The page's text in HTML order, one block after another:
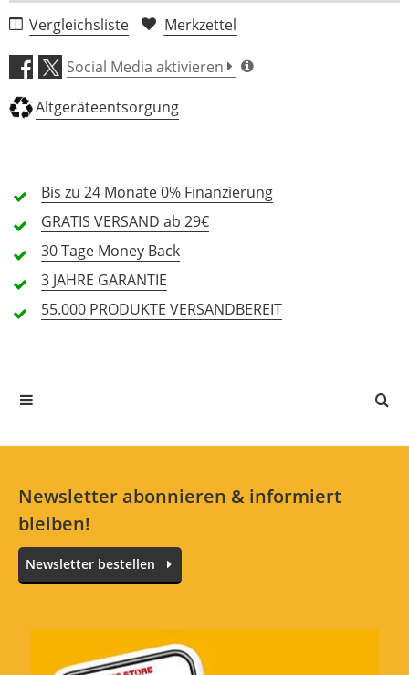
1 Rezension
5 Sterne
4 Sterne
3 Sterne
Alle Sprachen
In deiner Sprache gibt es noch keine Textbewertungen.
Vergleichsliste Merkzettel
Social Media aktivieren
Altgeräteentsorgung
Bis zu 24 Monate0% Finanzierung
GRATIS VERSAND ab 29€
30 Tage Money Back
3 JAHRE GARANTIE
55.000 PRODUKTE VERSANDBEREIT
Newsletter abonnieren & informiert
bleiben!
Newsletter bestellen